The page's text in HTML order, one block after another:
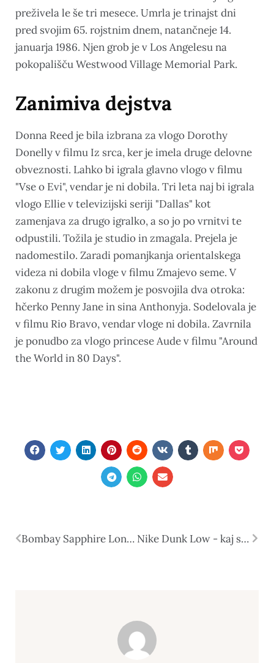
preživela le še tri mesece. Umrla je trinajst dni
pred svojim 65. rojstnim dnem, natančneje 14.
januarja 1986. Njen grob je v Los Angelesu na
pokopališču Westwood Village Memorial Park.
Zanimiva dejstva
Donna Reed je bila izbrana za vlogo Dorothy
Donelly v filmu Iz srca, ker je imela druge delovne
obveznosti. Lahko bi igrala glavno vlogo v filmu
"Vse o Evi", vendar je ni dobila. Tri leta naj bi igrala
vlogo Ellie v televizijski seriji "Dallas" kot
zamenjava za drugo igralko, a so jo po vrnitvi te
odpustili. Tožila je studio in zmagala. Prejela je
nadomestilo. Zaradi pomanjkanja orientalskega
videza ni dobila vloge v filmu Zmajevo seme. V
zakonu z drugim možem je posvojila dva otroka:
hčerko Penny Jane in sina Anthonyja. Sodelovala je
v filmu Rio Bravo, vendar vloge ni dobila. Zavrnila
je ponudbo za vlogo princese Aude v filmu "Around
the World in 80 Days".
Bombay Sapphire Londony Dry Gin - modro žganje Nike Dunk Low - kaj so ti čevlji in zakaj so priljubljeni?